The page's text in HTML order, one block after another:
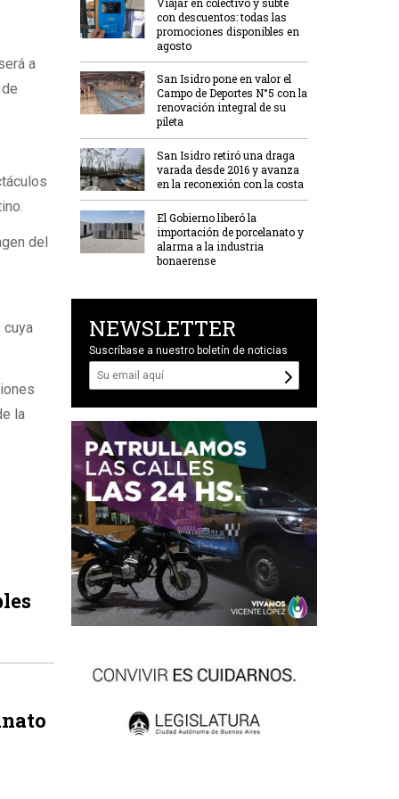
a
del
cuya
la
con descuentos: todas las
promociones disponibles en
agosto
San Isidro pone en valor el
Campo de Deportes N°5 con la
renovación integral de su
pileta
San Isidro retiró una draga
varada desde 2016 y avanza
en la reconexión con la costa
El Gobierno liberó la
importación de porcelanato y
alarma a la industria
bonaerense
NEWSLETTER
Suscríbase a nuestro boletín de noticias